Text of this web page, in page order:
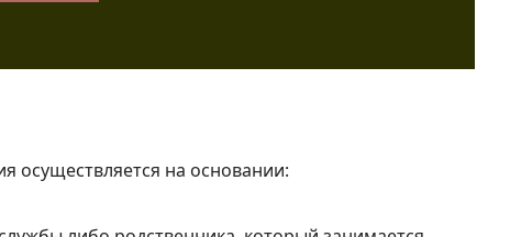
осуществляется на основании: